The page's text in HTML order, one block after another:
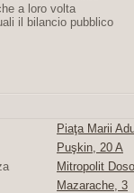
a loro volta
il bilancio pubblico
Piaţa Marii
Puşkin, 20 A
Mitropolit
Mazarache, 3